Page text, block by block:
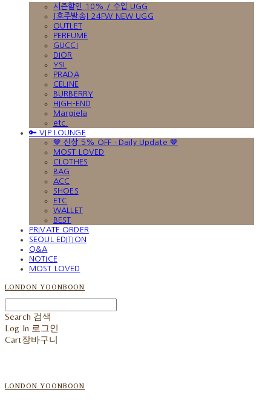
시즌할인 10% / 수입 UGG
[호주발송] 24FW NEW UGG
OUTLET
PERFUME
GUCCI
DIOR
YSL
PRADA
CELINE
BURBERRY
HIGH-END
Margiela
etc.
🔑 VIP LOUNGE
🤎 신상 5% OFF · Daily Update 🤎
MOST LOVED
CLOTHES
BAG
ACC
SHOES
ETC
WALLET
BEST
PRIVATE ORDER
SEOUL EDITION
Q&A
NOTICE
MOST LOVED
LONDON YOONBOON
Search 검색
Log In 로그인
Cart장바구니
LONDON YOONBOON